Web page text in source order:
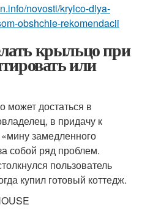
novosti/krylco-dlya-
obshchie-rekomendacii
крыльцо при
или
может достаться в
в придачу к
замедленного
собой ряд проблем.
пользователь
купил готовый коттедж.